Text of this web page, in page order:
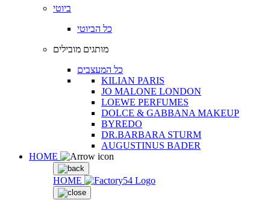
ביוטי
כל הביוטי
מותגים מובילים
כל המעצבים
KILIAN PARIS
JO MALONE LONDON
LOEWE PERFUMES
DOLCE & GABBANA MAKEUP
BYREDO
DR.BARBARA STURM
AUGUSTINUS BADER
HOME
HOME